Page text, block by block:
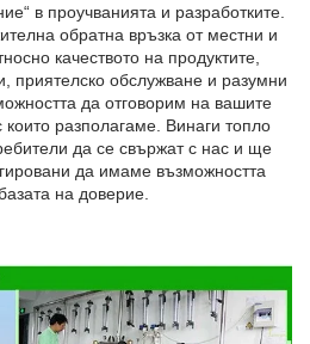
в проучванията и разработките.
обратна връзка от местни и
качеството на продуктите,
приятелско обслужване и разумни
да отговорим на вашите
които разполагаме. Винаги топло
да се свържат с нас и ще
да имаме възможността
на доверие.